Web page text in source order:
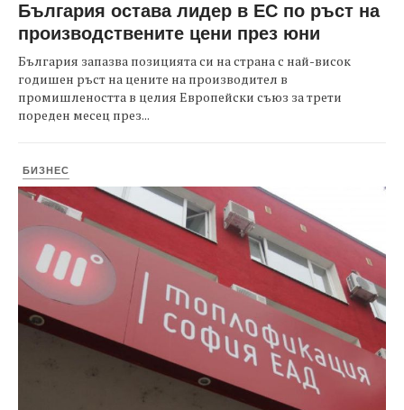
България остава лидер в ЕС по ръст на
производствените цени през юни
България запазва позицията си на страна с най-висок
годишен ръст на цените на производител в
промишлеността в целия Европейски съюз за трети
пореден месец през...
БИЗНЕС